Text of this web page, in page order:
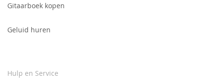
Gitaarboek kopen
Geluid huren
Hulp en Service